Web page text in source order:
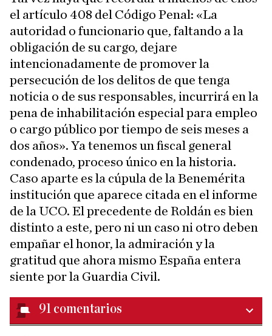
el artículo 408 del Código Penal: «La
autoridad o funcionario que, faltando a la
obligación de su cargo, dejare
intencionadamente de promover la
persecución de los delitos de que tenga
noticia o de sus responsables, incurrirá en la
pena de inhabilitación especial para empleo
o cargo público por tiempo de seis meses a
dos años». Ya tenemos un fiscal general
condenado, proceso único en la historia.
Caso aparte es la cúpula de la Benemérita
institución que aparece citada en el informe
de la UCO. El precedente de Roldán es bien
distinto a este, pero ni un caso ni otro deben
empañar el honor, la admiración y la
gratitud que ahora mismo España entera
siente por la Guardia Civil.
91 comentarios